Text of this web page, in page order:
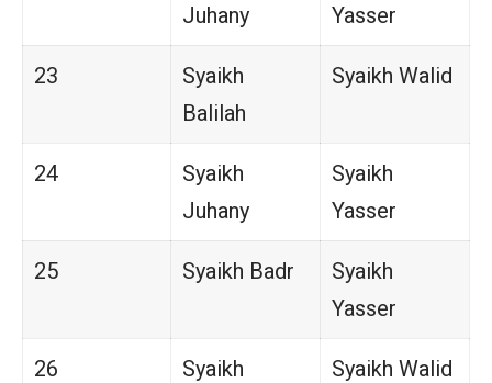
Juhany
Yasser
23
Syaikh
Balilah
Syaikh Walid
24
Syaikh
Juhany
Syaikh
Yasser
25 Syaikh Badr
Syaikh
Yasser
26
Syaikh
Syaikh Walid